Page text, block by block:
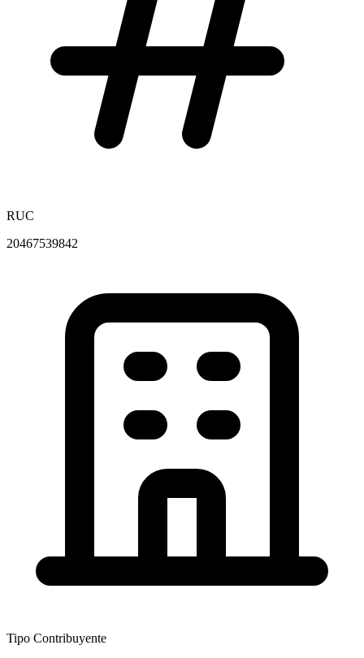
RUC
20467539842
Tipo Contribuyente